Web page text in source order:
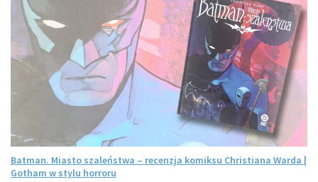
Batman. Miasto szaleństwa – recenzja komiksu Christiana Warda |
Gotham w stylu horroru